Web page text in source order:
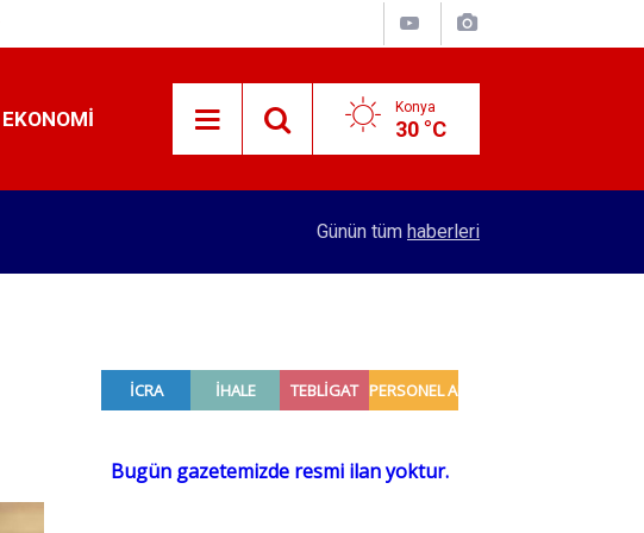
EKONOMI Konya
30 °C
Konya'da bu konuma 144 kişi kapasiteli
Günün tüm haberleri